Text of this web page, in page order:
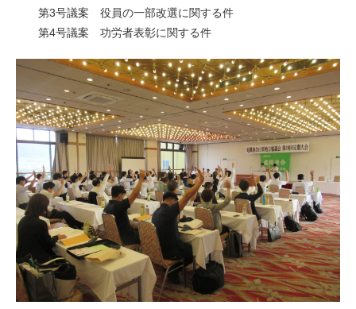
第3号議案 役員の一部改選に関する件
第4号議案 功労者表彰に関する件